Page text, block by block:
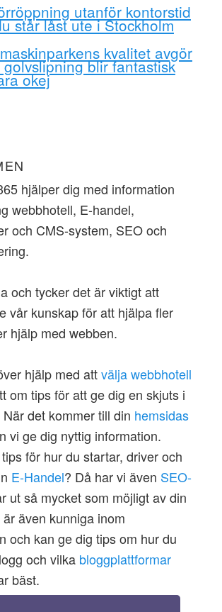
utanför kontorstid
står låst ute i Stockholm
kvalitet avgör
blir fantastisk
okej
hjälper dig med information
webbhotell, E-handel,
och CMS-system, SEO och
och tycker det är viktigt att
vår kunskap för att hjälpa fler
hjälp med webben.
hjälp med attvälja webbhotell
om tips för att ge dig en skjuts i
det kommer till din hemsidas
vi ge dig nyttig information.
för hur du startar, driver och
E-Handel? Då har vi även SEO-
ut så mycket som möjligt av din
även kunniga inom
och kan ge dig tips om hur du
och vilka bloggplattformar
bäst.